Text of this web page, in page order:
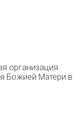
организация
Божией Матери в